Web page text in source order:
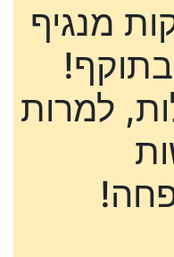
מנגיף
בתוקף!
למרות